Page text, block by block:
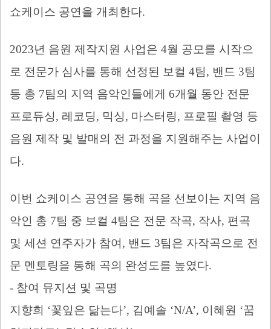
쇼케이스 공연을 개최한다.
2023년 음원 제작지원 사업은 4월 공모를 시작으
로 전문가 심사를 통해 선정된 보컬 4팀, 밴드 3팀
등 총 7팀의 지역 음악인들에게 6개월 동안 전문
프로듀싱, 레코딩, 믹싱, 마스터링, 프로필 촬영 등
음원 제작 및 발매의 전 과정을 지원해주는 사업이
다.
이번 쇼케이스 공연을 통해 곡을 선보이는 지역 음
악인 총 7팀 중 보컬 4팀은 전문 작곡, 작사, 편곡
및 세션 연주자가 참여 , 밴드 3팀은 자작곡으로 전
문 멘토링을 통해 곡의 완성도를 높였다.
- 참여 뮤지션 및 곡명
지향희 ‘꽃잎은 닮는다’, 김예솔 ‘N/A’, 이혜원 ‘꿈